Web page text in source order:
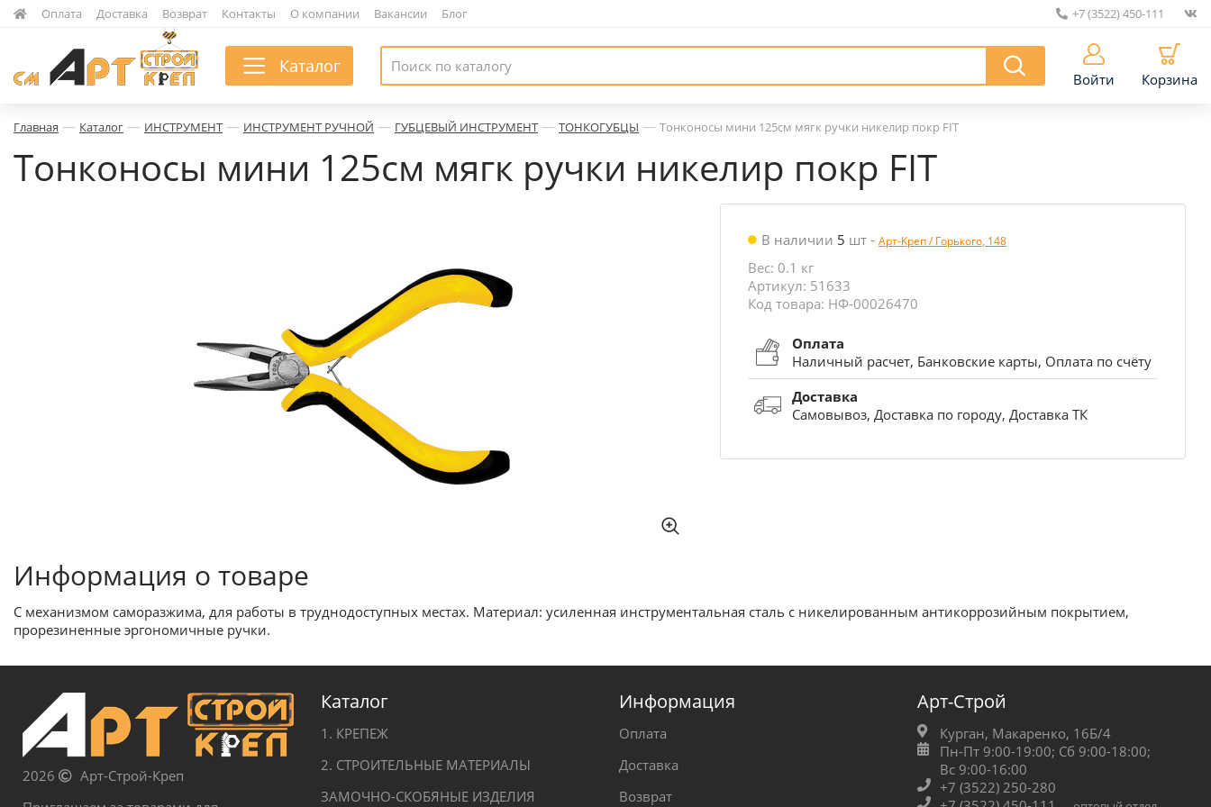
Оплата Доставка Возврат Контакты О компании Вакансии Блог +7 (3522) 450-111
Каталог
Войти Корзина
Главная — Каталог — ИНСТРУМЕНТ — ИНСТРУМЕНТ РУЧНОЙ — ГУБЦЕВЫЙ ИНСТРУМЕНТ — ТОНКОГУБЦЫ — Тонконосы мини 125см мягк ручки никелир покр FIT
Тонконосы мини 125см мягк ручки никелир покр FIT
В наличии 5 шт - Арт-Креп / Горького, 148
Вес: 0.1 кг
Артикул: 51633
Код товара: НФ-00026470
Оплата
Наличный расчет, Банковские карты, Оплата по счёту
Доставка
Самовывоз, Доставка по городу, Доставка ТК
Информация о товаре
С механизмом саморазжима, для работы в труднодоступных местах. Материал: усиленная инструментальная сталь c никелированным антикоррозийным покрытием,
прорезиненные эргономичные ручки.
2026
Арт-Строй-Креп
Каталог
1. КРЕПЕЖ
2. СТРОИТЕЛЬНЫЕ МАТЕРИАЛЫ
ЗАМОЧНО-СКОБЯНЫЕ ИЗДЕЛИЯ
Информация
Оплата
Доставка
Возврат
Арт-Строй
Курган, Макаренко, 16Б/4
Пн-Пт 9:00-19:00; Сб 9:00-18:00;
Вс 9:00-16:00
+7 (3522) 250-280